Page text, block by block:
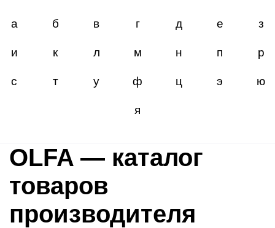
а б в г д е з
и к л м н п р
с т у ф ц э ю
я
OLFA — каталог
товаров
производителя